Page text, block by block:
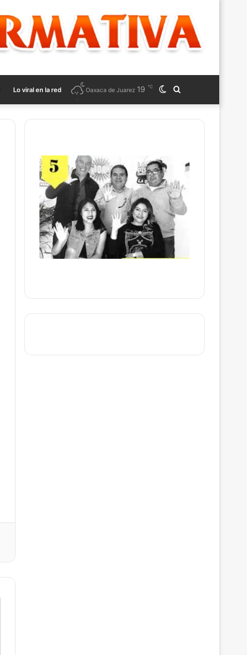
Lo viral en la red
for
Switch
skin
Oaxaca de Juarez 19 ℃